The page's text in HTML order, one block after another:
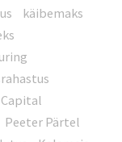
käibemaks
Peeter Pärtel